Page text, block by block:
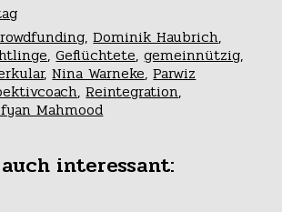
,Dominik Haubrich,
,Geflüchtete,gemeinnützig,
,Nina Warneke,Parwiz
,Reintegration,
Mahmood
interessant: